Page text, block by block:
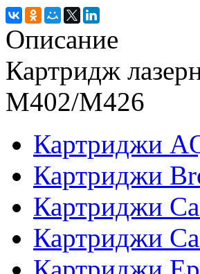
Описание
Картридж
M402/M426
Картриджи
Картриджи
Картриджи
Картриджи